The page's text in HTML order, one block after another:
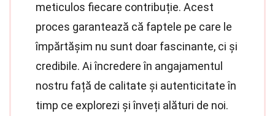
meticulos fiecare contribuție. Acest
proces garantează că faptele pe care le
împărtășim nu sunt doar fascinante, ci și
credibile. Ai încredere în angajamentul
nostru față de calitate și autenticitate în
timp ce explorezi și înveți alături de noi.